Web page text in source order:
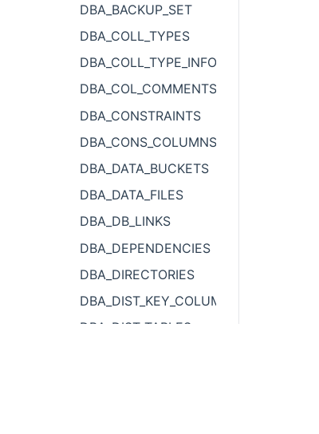
DBA_BACKUP_SET
DBA_COLL_TYPES
DBA_COLL_TYPE_INFO
DBA_COL_COMMENTS
DBA_CONSTRAINTS
DBA_CONS_COLUMNS
DBA_DATA_BUCKETS
DBA_DATA_FILES
DBA_DB_LINKS
DBA_DEPENDENCIES
DBA_DIRECTORIES
DBA_DIST_KEY_COLUMNS
DBA_DIST_TABLES